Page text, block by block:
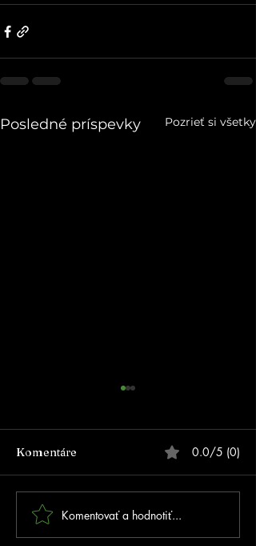
Posledné príspevky Pozrieť si všetky
FOTOGALÉRIA - Prvé
MSR na inline dráhe v
Komentáre 0.0/5 (0)
Komentovať a hodnotiť...